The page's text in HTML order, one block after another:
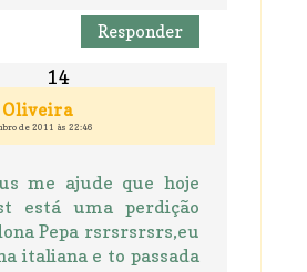
Responder
Oliveira
de 2011 às 22:46
me ajude que hoje
está uma perdição
Pepa rsrsrsrsrs,eu
italiana e to passada